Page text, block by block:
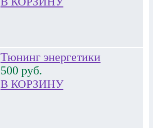
Тюнинг энергетики
500 руб.
В КОРЗИНУ